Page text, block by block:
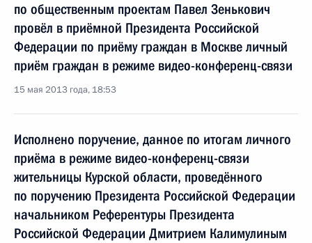
по общественным проектам Павел Зенькович
провёл в приёмной Президента Российской
Федерации по приёму граждан в Москве личный
приём граждан в режиме видео-конференц-связи
15 мая 2013 года, 18:53
Исполнено поручение, данное по итогам личного
приёма в режиме видео-конференц-связи
жительницы Курской области, проведённого
по поручению Президента Российской Федерации
начальником Референтуры Президента
Российской Федерации Дмитрием Калимулиным